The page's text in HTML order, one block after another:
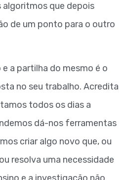
algoritmos que depois
de um ponto para o outro
a partilha do mesmo é o
no seu trabalho. Acredita
todos os dias a
dá-nos ferramentas
criar algo novo que, ou
resolva uma necessidade